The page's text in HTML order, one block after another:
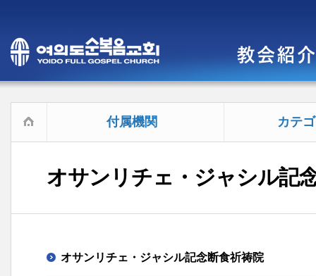
付属機関 カテ
オサンリチェ・ジャシル記
オサンリチェ・ジャシル記念断食祈祷院